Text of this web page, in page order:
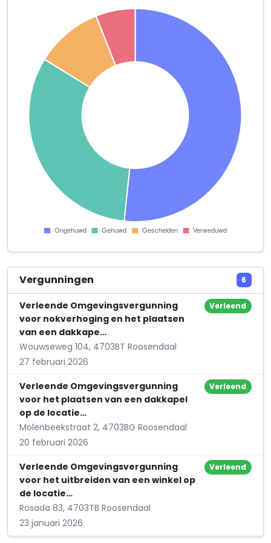
Café 't Trefpunt
Kade 4
DB Bouw en renovatie
Jan Vermeerlaan 110
Den Hil B.V.
Hilstraat 15
Donmez Market
Rembrandtgalerij 8
Familie Taks
Vroenhoutseweg 8
Handelsonderneming Timmermans B.V.
Kade 4
Maatschap W.J. van Tiggelen-M.A.C.J. van Tiggelen
Vroenhoutseweg 25
Vergunningen 6
Verleende Omgevingsvergunning
voor nokverhoging en het plaatsen
van een dakkape…
Wouwseweg 104, 4703BT Roosendaal
Verleend
27 februari 2026
Verleende Omgevingsvergunning
voor het plaatsen van een dakkapel
op de locatie…
Molenbeekstraat 2, 4703BG Roosendaal
Verleend
20 februari 2026
Verleende Omgevingsvergunning
voor het uitbreiden van een winkel op
de locatie…
Rosada 83, 4703TB Roosendaal
Verleend
23 januari 2026